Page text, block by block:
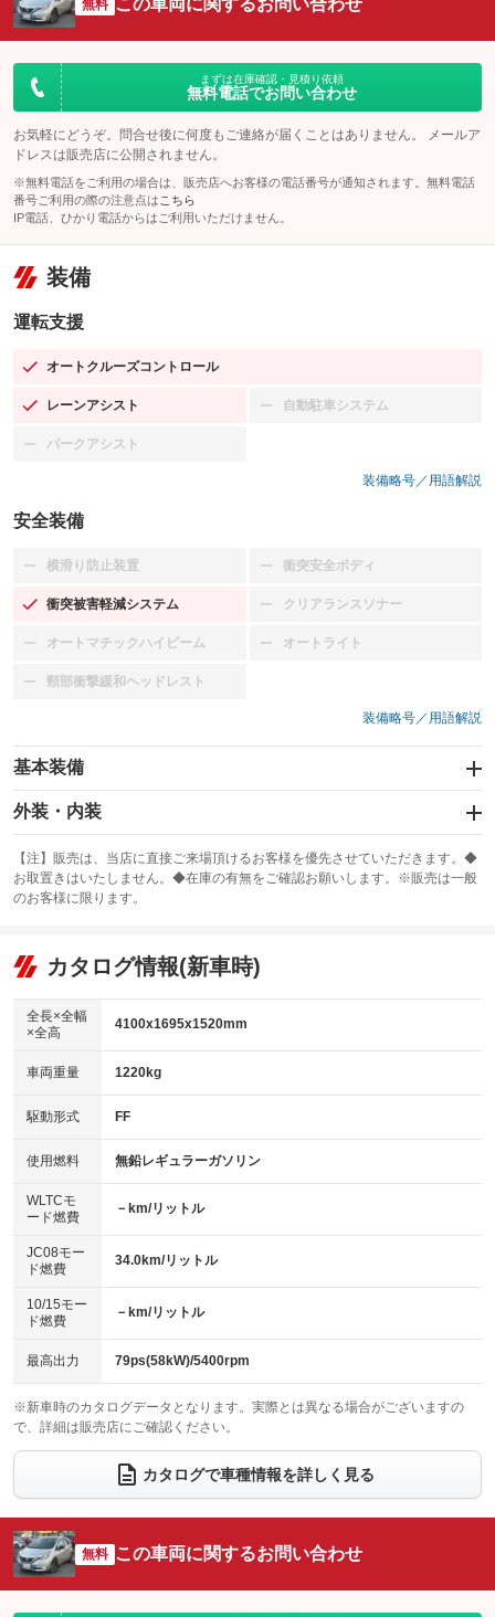
無料 この車両に関するお問い合わせ
まずは在庫確認・見積り依頼
無料電話でお問い合わせ
お気軽にどうぞ。問合せ後に何度もご連絡が届くことはありません。 メールア
ドレスは販売店に公開されません。
※無料電話をご利用の場合は、販売店へお客様の電話番号が通知されます。無料電話
番号ご利用の際の注意点は こちら
IP電話、ひかり電話からはご利用いただけません。
装備
運転支援
オートクルーズコントロール
：装備あり
レーンアシスト
：装備あり 自動駐車システム
：装備なし
パークアシスト
：装備なし
装備略号／用語解説
安全装備
横滑り防止装置
：装備なし 衝突安全ボディ
：装備なし
衝突被害軽減システム
：装備あり クリアランスソナー
：装備なし
オートマチックハイビーム
：装備なし オートライト
：装備なし
頸部衝撃緩和ヘッドレスト
：装備なし
装備略号／用語解説
基本装備
エアバッグ：運転席/助手席
：装備あり
：装備なし
サンルーフ
：装備なし ABS
リフトアップ
：装備なし
：装備なし
パワーウィンドウ
アイドリングストップ
：装備あり
USB入力端子
：装備なし
100V電源
：装備なし
センターデフロック
：装備なし
電動格納ミラー
：装備なし
外装・内装
カーナビ：メモリーナビ他
：装備あり
TV：フルセグ
：装備あり
ビジュアル
：装備なし
：装備あり
革シート
キーレス
HID(キセノンライト)
：装備なし
バックカメラ
：装備あり
エアロ
：装備なし
：装備なし
パワーシート
ベンチシート
：装備なし
チップアップシート
：装備なし
：装備なし ：装備なし
ウォークスルー
：装備なし
電動リアゲート フロントカメラ
：装備なし
：装備なし ：装備あり
サイドカメラ
：装備あり ルーフレール
：装備なし
：装備なし
：装備なし
【注】販売は、当店に直接ご来場頂けるお客様を優先させていただきます。◆
お取置きはいたしません。◆在庫の有無をご確認お願いします。※販売は一般
のお客様に限ります。
カタログ情報(新車時)
全長×全幅
×全高
4100x1695x1520mm
車両重量 1220kg
駆動形式 FF
使用燃料 無鉛レギュラーガソリン
WLTCモ
ード燃費
－km/リットル
JC08モー
ド燃費
34.0km/リットル
10/15モー
ド燃費
－km/リットル
最高出力 79ps(58kW)/5400rpm
※新車時のカタログデータとなります。実際とは異なる場合がございますの
で、詳細は販売店にご確認ください。
カタログで車種情報を詳しく見る
無料 この車両に関するお問い合わせ